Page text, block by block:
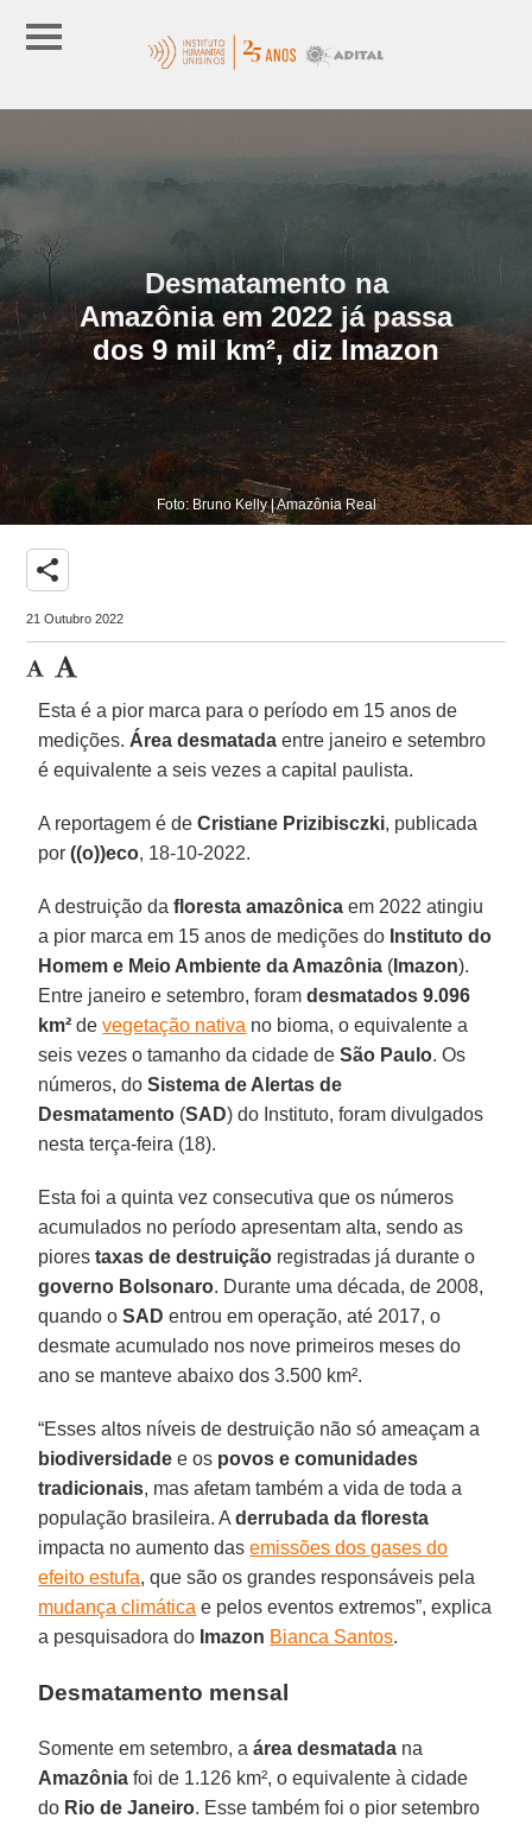
Desmatamento na
Amazônia em 2022 já passa
dos 9 mil km², diz Imazon
Foto: Bruno Kelly | Amazônia Real
share
21 Outubro 2022
Esta é a pior marca para o período em 15 anos de
medições. Área desmatada entre janeiro e setembro
é equivalente a seis vezes a capital paulista.
A reportagem é deCristiane Prizibisczki, publicada
por((o))eco, 18-10-2022.
A destruição dafloresta amazônica em 2022 atingiu
a pior marca em 15 anos de medições do Instituto do
Homem e Meio Ambiente da Amazônia ( Imazon).
Entre janeiro e setembro, foramdesmatados 9.096
km² devegetação nativa no bioma, o equivalente a
seis vezes o tamanho da cidade deSão Paulo. Os
números, doSistema de Alertas de
Desmatamento (SAD) do Instituto, foram divulgados
nesta terça-feira (18).
Esta foi a quinta vez consecutiva que os números
acumulados no período apresentam alta, sendo as
piorestaxas de destruição registradas já durante o
governo Bolsonaro. Durante uma década, de 2008,
quando oSAD entrou em operação, até 2017, o
desmate acumulado nos nove primeiros meses do
ano se manteve abaixo dos 3.500 km².
“Esses altos níveis de destruição não só ameaçam a
biodiversidade e os povos e comunidades
tradicionais, mas afetam também a vida de toda a
população brasileira. Aderrubada da floresta
impacta no aumento dasemissões dos gases do
efeito estufa, que são os grandes responsáveis pela
mudança climática e pelos eventos extremos”, explica
a pesquisadora do Imazon Bianca Santos.
Desmatamento mensal
Somente em setembro, aárea desmatada na
Amazônia foi de 1.126 km², o equivalente à cidade
do Rio de Janeiro. Esse também foi o pior setembro